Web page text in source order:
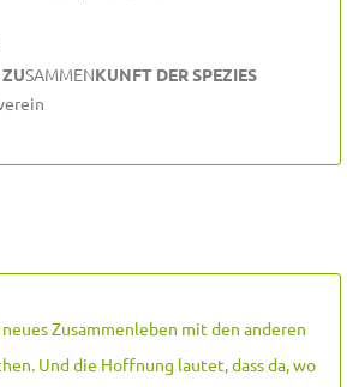
SAMMENKUNFT DER SPEZIES
Zusammenleben mit den anderen
Und die Hoffnung lautet, dass da, wo